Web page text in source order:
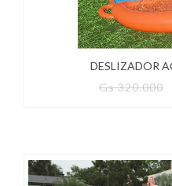
DESLIZADOR
Gs 320.000